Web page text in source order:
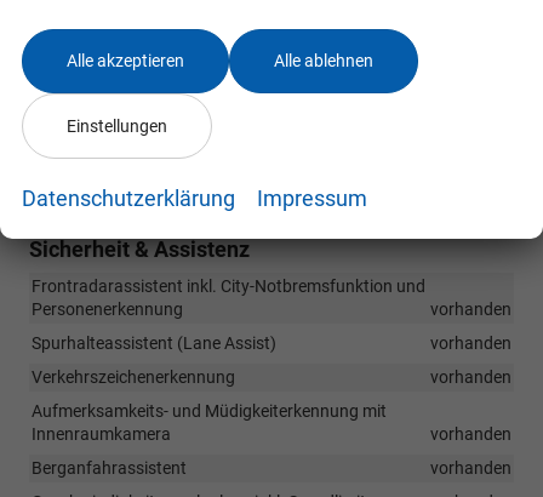
2 USB-Anschlüsse vorn
Lautsprecherzahl: 8
Wireless SmartLink (Apple CarPlay, Android Auto)
2 x USB-Anschlüsse an Rückseite der vorderen Mittelarmlehne
Sicherheit & Assistenz
Frontradarassistent inkl. City-Notbremsfunktion und
Personenerkennung
vorhanden
Spurhalteassistent (Lane Assist)
vorhanden
Verkehrszeichenerkennung
vorhanden
Aufmerksamkeits- und Müdigkeiterkennung mit
Innenraumkamera
vorhanden
Berganfahrassistent
vorhanden
Alle akzeptieren Alle ablehnen
Einstellungen
Datenschutzerklärung Impressum